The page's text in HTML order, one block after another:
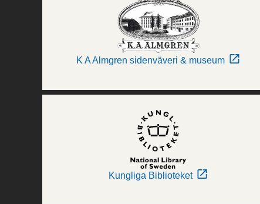
K A Almgren sidenväveri & museum
Kungliga Biblioteket